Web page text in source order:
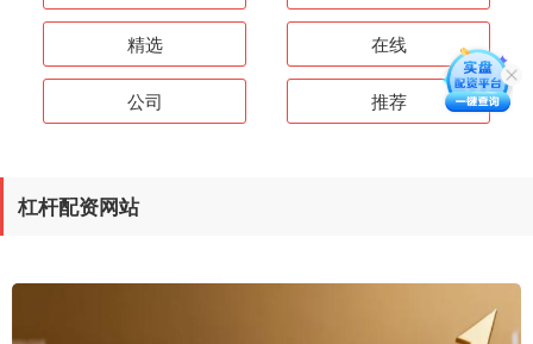
精选 在线
公司 推荐
杠杆配资网站